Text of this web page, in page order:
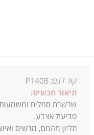
קוד דגם: P140B
תיאור תכשיט:
שרשרת סמלית
טביעת אצבע.
תליון מהמם, מרשים